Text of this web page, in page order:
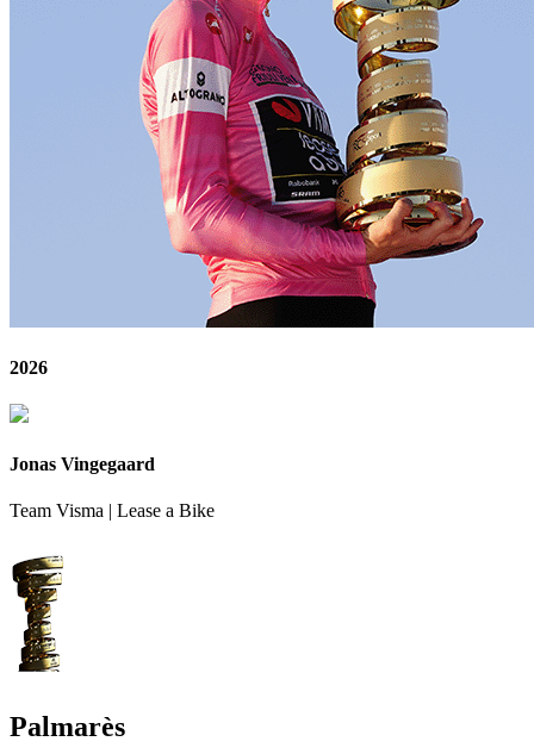
2026
Jonas Vingegaard
Team Visma | Lease a Bike
Palmarès